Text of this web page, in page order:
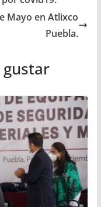
Mayo en Atlixco
Puebla.